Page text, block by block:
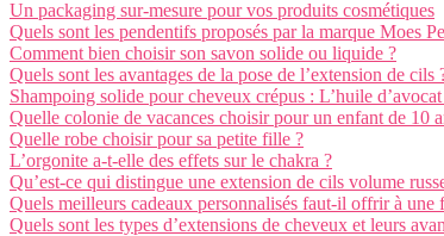
Un packaging sur-mesure pour vos produits cosmétiques
Quels sont les pendentifs proposés par la marque Moes
Comment bien choisir son savon solide ou liquide ?
Quels sont les avantages de la pose de l’extension de cils
Shampoing solide pour cheveux crépus : L’huile
Quelle colonie de vacances choisir pour un enfant de 10
Quelle robe choisir pour sa petite fille ?
L’orgonite a-t-elle des effets sur le chakra ?
Qu’est-ce qui distingue une extension de cils volume
Quels meilleurs cadeaux personnalisés faut-il offrir à une
Quels sont les types d’extensions de cheveux et leurs